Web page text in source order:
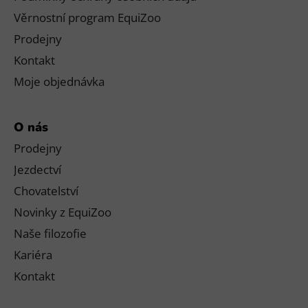
Věrnostní program EquiZoo
Prodejny
Kontakt
Moje objednávka
O nás
Prodejny
Jezdectví
Chovatelství
Novinky z EquiZoo
Naše filozofie
Kariéra
Kontakt